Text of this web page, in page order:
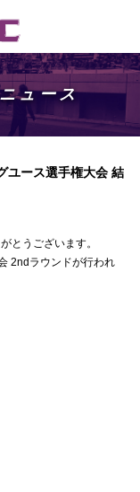
ュース
ユース選手権大会 結
とうございます。
2ndラウンドが行われ